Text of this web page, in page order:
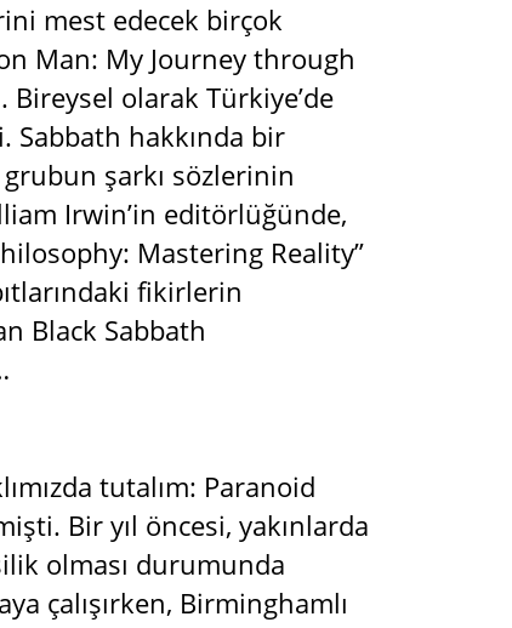
mest edecek birçok
Man: My Journey through
Bireysel olarak Türkiye’de
Sabbath hakkında bir
şarkı sözlerinin
Irwin’in editörlüğünde,
Mastering Reality”
fikirlerin
Black Sabbath
tutalım: Paranoid
Bir yıl öncesi, yakınlarda
olması durumunda
çalışırken, Birminghamlı